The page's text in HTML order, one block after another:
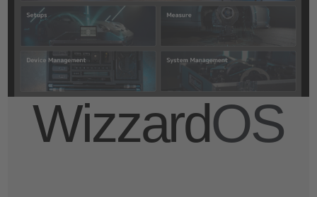
WizzardOS